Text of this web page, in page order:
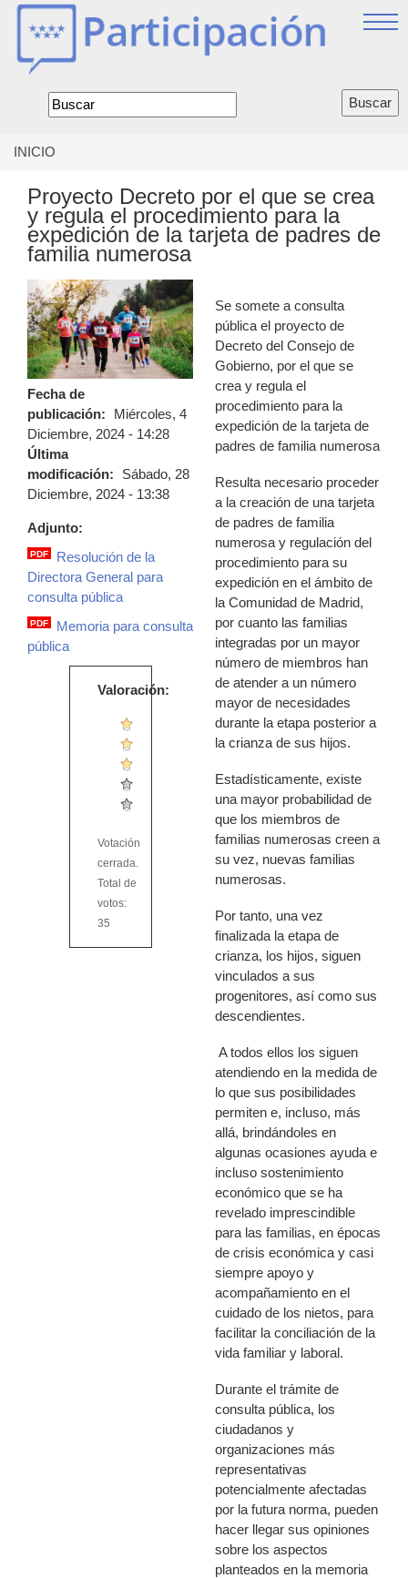
Jump
Formulario
de
encuentra
usted
aquí
INICIO
Proyecto Decreto por el que se crea
y regula el procedimiento para la
expedición de la tarjeta de padres de
familia numerosa
Fecha de
publicación:
Miércoles, 4
Diciembre, 2024 - 14:28
Última
modificación:
Sábado, 28
Diciembre, 2024 - 13:38
Adjunto:
PDF
Resolución de la
Directora General para
consulta pública
PDF
Memoria para consulta
pública
Valoración:
Votación
cerrada.
Total de
votos:
35
Se somete a consulta
pública el proyecto de
Decreto del Consejo de
Gobierno, por el que se
crea y regula el
procedimiento para la
expedición de la tarjeta de
padres de familia numerosa
Resulta necesario proceder
a la creación de una tarjeta
de padres de familia
numerosa y regulación del
procedimiento para su
expedición en el ámbito de
la Comunidad de Madrid,
por cuanto las familias
integradas por un mayor
número de miembros han
de atender a un número
mayor de necesidades
durante la etapa posterior a
la crianza de sus hijos.
Estadísticamente, existe
una mayor probabilidad de
que los miembros de
familias numerosas creen a
su vez, nuevas familias
numerosas.
Por tanto, una vez
finalizada la etapa de
crianza, los hijos, siguen
vinculados a sus
progenitores, así como sus
descendientes.
A todos ellos los siguen
atendiendo en la medida de
lo que sus posibilidades
permiten e, incluso, más
allá, brindándoles en
algunas ocasiones ayuda e
incluso sostenimiento
económico que se ha
revelado imprescindible
para las familias, en épocas
de crisis económica y casi
siempre apoyo y
acompañamiento en el
cuidado de los nietos, para
facilitar la conciliación de la
vida familiar y laboral.
Durante el trámite de
consulta pública, los
ciudadanos y
organizaciones más
representativas
potencialmente afectadas
por la futura norma, pueden
hacer llegar sus opiniones
sobre los aspectos
planteados en la memoria